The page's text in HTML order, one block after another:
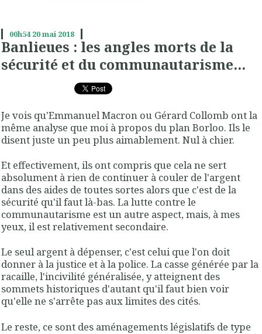
00h54 20mai 2018
Banlieues : les angles morts de la
sécurité et du communautarisme...
Je vois qu'Emmanuel Macron ou Gérard Collomb ont la
même analyse que moi à propos du plan Borloo. Ils le
disent juste un peu plus aimablement. Nul à chier.
Et effectivement, ils ont compris que cela ne sert
absolument à rien de continuer à couler de l'argent
dans des aides de toutes sortes alors que c'est de la
sécurité qu'il faut là-bas. La lutte contre le
communautarisme est un autre aspect, mais, à mes
yeux, il est relativement secondaire.
Le seul argent à dépenser, c'est celui que l'on doit
donner à la justice et à la police. La casse générée par la
racaille, l'incivilité généralisée, y atteignent des
sommets historiques d'autant qu'il faut bien voir
qu'elle ne s'arrête pas aux limites des cités.
Le reste, ce sont des aménagements législatifs de type